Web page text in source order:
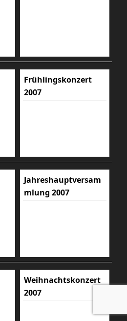
Frühlingskonzert
2007
Jahreshauptversam
mlung 2007
Weihnachtskonzert
2007